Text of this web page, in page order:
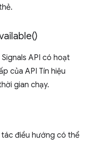
)
API có hoạt
của API Tín hiệu
gian chạy.
điều hướng có thể